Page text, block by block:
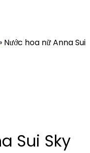
Nước hoa nữ Anna Sui
Sui Sky